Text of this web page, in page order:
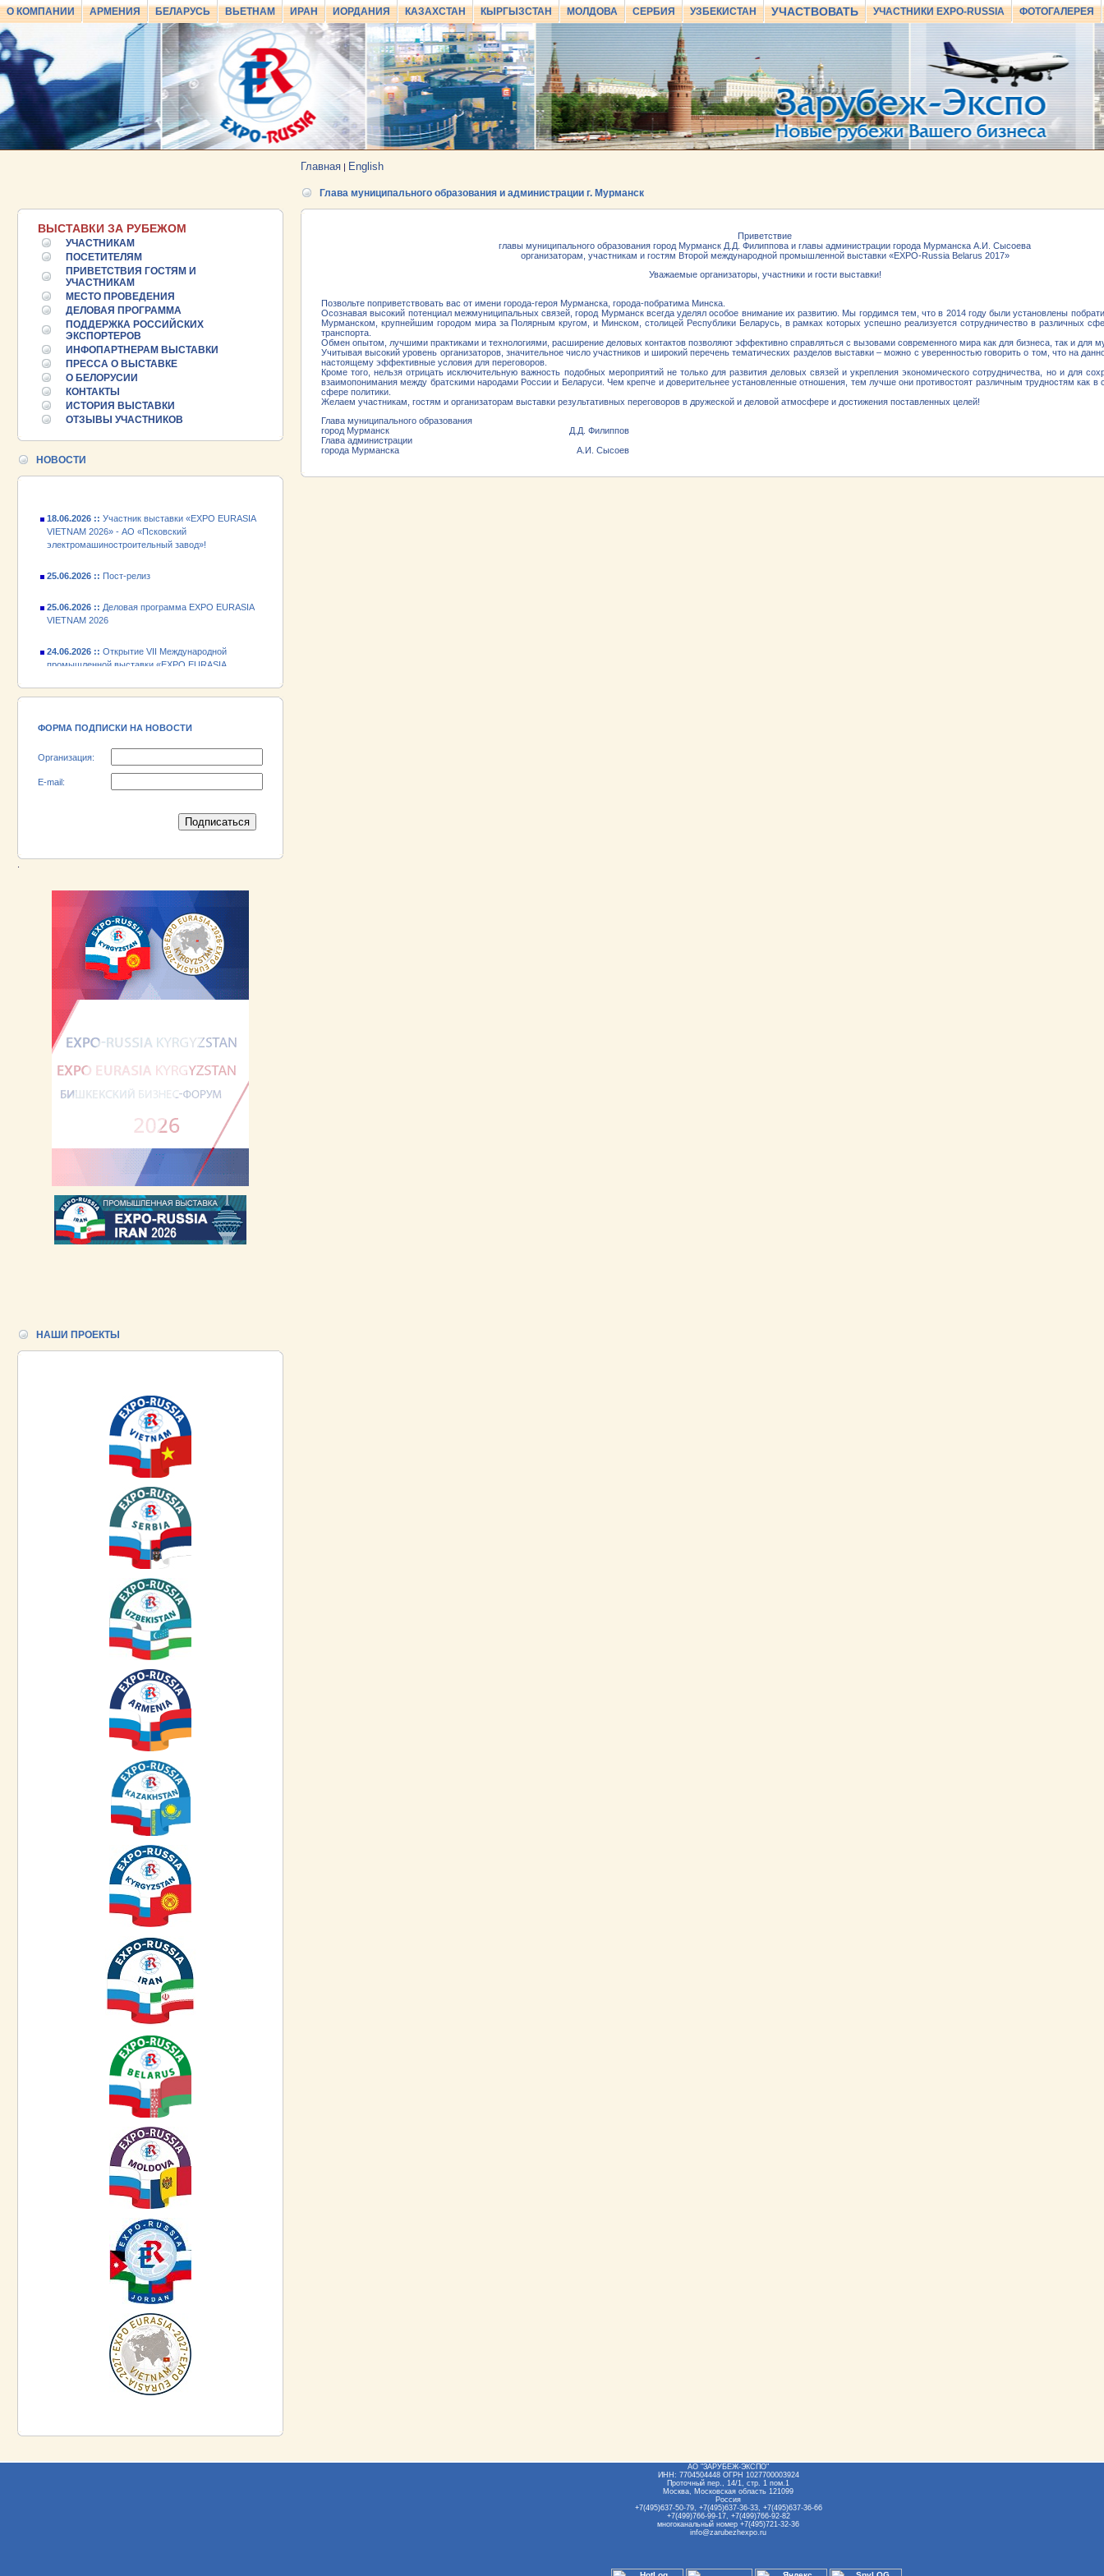
О КОМПАНИИ АРМЕНИЯ БЕЛАРУСЬ ВЬЕТНАМ ИРАН ИОРДАНИЯ КАЗАХСТАН КЫРГЫЗСТАН МОЛДОВА СЕРБИЯ УЗБЕКИСТАН УЧАСТВОВАТЬ УЧАСТНИКИ EXPO-RUSSIA ФОТОГАЛЕРЕЯ
Главная | English
ВЫСТАВКИ ЗА РУБЕЖОМ
УЧАСТНИКАМ
ПОСЕТИТЕЛЯМ
ПРИВЕТСТВИЯ ГОСТЯМ И
УЧАСТНИКАМ
МЕСТО ПРОВЕДЕНИЯ
ДЕЛОВАЯ ПРОГРАММА
ПОДДЕРЖКА РОССИЙСКИХ
ЭКСПОРТЕРОВ
ИНФОПАРТНЕРАМ ВЫСТАВКИ
ПРЕССА О ВЫСТАВКЕ
О БЕЛОРУСИИ
КОНТАКТЫ
ИСТОРИЯ ВЫСТАВКИ
ОТЗЫВЫ УЧАСТНИКОВ
НОВОСТИ
25.06.2026 ::Пост-релиз
25.06.2026 ::Деловая программа EXPO EURASIA
VIETNAM 2026
24.06.2026 ::Открытие VII Международной
промышленной выставки «EXPO EURASIA
VIETNAM 2026» - АО «Псковский
электромашиностроительный завод»!
VIETNAM 2026
промышленной выставки «EXPO EURASIA
VIETNAM 2026»
ФОРМА ПОДПИСКИ НА НОВОСТИ
Организация:
E-mail:
НАШИ ПРОЕКТЫ
Глава муниципального образования и администрации г. Мурманск
Приветствие
главы муниципального образования город Мурманск Д.Д. Филиппова и главы администрации города Мурманска А.И. Сысоева
организаторам, участникам и гостям Второй международной промышленной выставки «EXPO-Russia Belarus 2017»
Уважаемые организаторы, участники и гости выставки!
Позвольте поприветствовать вас от имени города-героя Мурманска, города-побратима Минска.
Осознавая высокий потенциал межмуниципальных связей, город Мурманск всегда уделял особое внимание их развитию. Мы гордимся тем, что в 2014 году были установлены
Мурманском, крупнейшим городом мира за Полярным кругом, и Минском, столицей Республики Беларусь, в рамках которых успешно реализуется сотрудничество в различных
транспорта.
Обмен опытом, лучшими практиками и технологиями, расширение деловых контактов позволяют эффективно справляться с вызовами современного мира как для бизнеса, так и для
Учитывая высокий уровень организаторов, значительное число участников и широкий перечень тематических разделов выставки – можно с уверенностью говорить о том, что на
настоящему эффективные условия для переговоров.
Кроме того, нельзя отрицать исключительную важность подобных мероприятий не только для развития деловых связей и укрепления экономического сотрудничества, но и для
взаимопонимания между братскими народами России и Беларуси. Чем крепче и доверительнее установленные отношения, тем лучше они противостоят различным трудностям как в
сфере политики.
Желаем участникам, гостям и организаторам выставки результативных переговоров в дружеской и деловой атмосфере и достижения поставленных целей!
Глава муниципального образования
город Мурманск Д.Д. Филиппов
Глава администрации
города Мурманска А.И. Сысоев
АО "ЗАРУБЕЖ-ЭКСПО"
ИНН: 7704504448 ОГРН 1027700003924
Проточный пер., 14/1, стр. 1 пом.1
Москва, Московская область 121099
Россия
+7(495)637-50-79, +7(495)637-36-33, +7(495)637-36-66
+7(499)766-99-17, +7(499)766-92-82
многоканальный номер +7(495)721-32-36
info@zarubezhexpo.ru